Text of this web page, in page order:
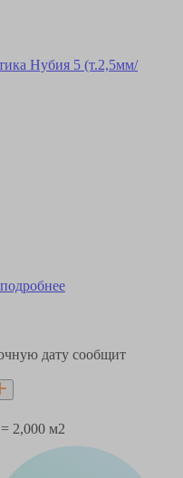
дату сообщит
2,000 м2